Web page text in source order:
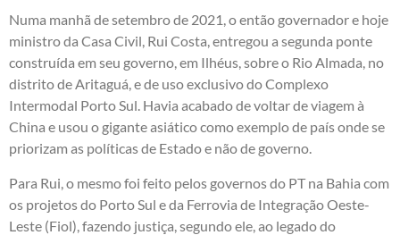
Numa manhã de setembro de 2021, o então governador e hoje
ministro da Casa Civil, Rui Costa, entregou a segunda ponte
construída em seu governo, em Ilhéus, sobre o Rio Almada, no
distrito de Aritaguá, e de uso exclusivo do Complexo
Intermodal Porto Sul. Havia acabado de voltar de viagem à
China e usou o gigante asiático como exemplo de país onde se
priorizam as políticas de Estado e não de governo.
Para Rui, o mesmo foi feito pelos governos do PT na Bahia com
os projetos do Porto Sul e da Ferrovia de Integração Oeste-
Leste (Fiol), fazendo justiça, segundo ele, ao legado do